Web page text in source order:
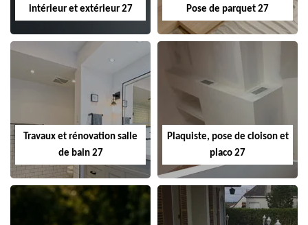
intérieur et extérieur 27
Pose de parquet 27
Travaux et rénovation salle
de bain 27
Plaquiste, pose de cloison et
placo 27